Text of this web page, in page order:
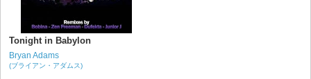
Tonight in Babylon
Bryan Adams
(ブライアン・アダムス)